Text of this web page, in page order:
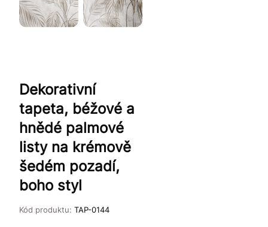
Dekorativní
tapeta, béžové a
hnědé palmové
listy na krémově
šedém pozadí,
boho styl
Kód produktu: TAP-0144